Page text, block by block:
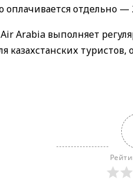
отдельно —
Arabia выполняет
казахстанских